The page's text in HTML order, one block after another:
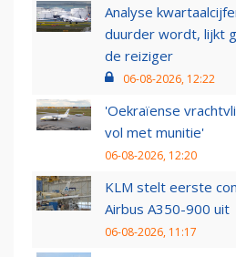
Analyse
duurder wordt, lijkt
de reiziger
06-08-2026, 12:22
'Oekraïense
vol met munitie'
06-08-2026, 12:20
KLM stelt eerste
Airbus A350-900 uit
06-08-2026, 11:17